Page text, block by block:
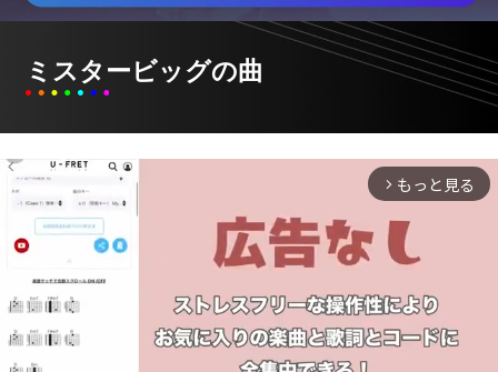
ミスタービッグの曲
arrow_forward_ios もっと見る